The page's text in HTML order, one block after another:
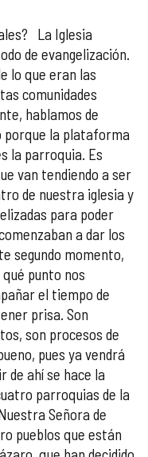
La Iglesia
de evangelización.
lo que eran las
comunidades
hablamos de
porque la plataforma
la parroquia. Es
van tendiendo a ser
de nuestra iglesia y
para poder
a dar los
segundo momento,
punto nos
el tiempo de
prisa. Son
son procesos de
pues ya vendrá
de ahí se hace la
parroquias de la
Señora de
pueblos que están